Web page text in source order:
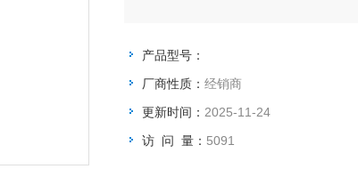
产品型号：
厂商性质： 经销商
更新时间： 2025-11-24
访 问 量： 5091